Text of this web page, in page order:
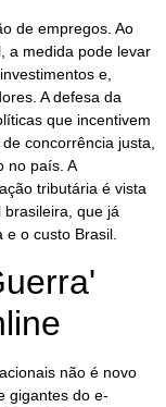
de empregos. Ao
a medida pode levar
e,
A defesa da
que incentivem
concorrência justa,
no país. A
tributária é vista
que já
o custo Brasil.
não é novo
gigantes do e-